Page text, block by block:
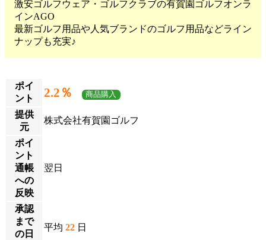
激安ゴルフウェア・ゴルフクラブの有賀園ゴルフオンラ
インAGO
最新ゴルフ用品や人気ブランドのゴルフ用品などライン
ナップも充実♪
ポイ
ント
2.2％ 商品購入
提供
元
株式会社有賀園ゴルフ
ポイ
ント
通帳
への
反映
翌日
承認
まで
の日
平均 22 日